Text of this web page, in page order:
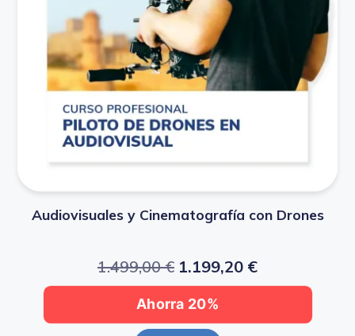
Audiovisuales y Cinematografía con Drones
1.499,00€ 1.199,20 €
Ahorra 20%